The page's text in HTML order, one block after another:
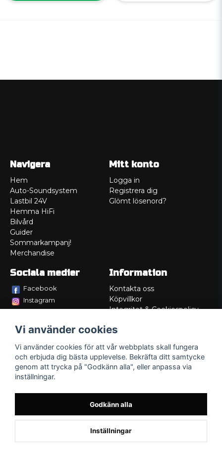
Navigera
Hem
Auto-Soundsystem
Lastbil 24V
Hemma HiFi
Bilvård
Guider
Sommarkampanj!
Merchandise
Mitt konto
Logga in
Registrera dig
Glömt lösenord?
Sociala medier
Facebook
Instagram
Information
Kontakta oss
Köpvillkor
Integritet & Cookiespolicy
Service/Garanti
Lådritning
Om oss
Vi använder cookies
Vi använder cookies för att vår webbplats skall fungera
och erbjuda dig bästa upplevelse. Bekräfta ditt samtycke
genom att trycka på "Godkänn alla", eller anpassa via
inställningar.
Godkänn alla
Inställningar